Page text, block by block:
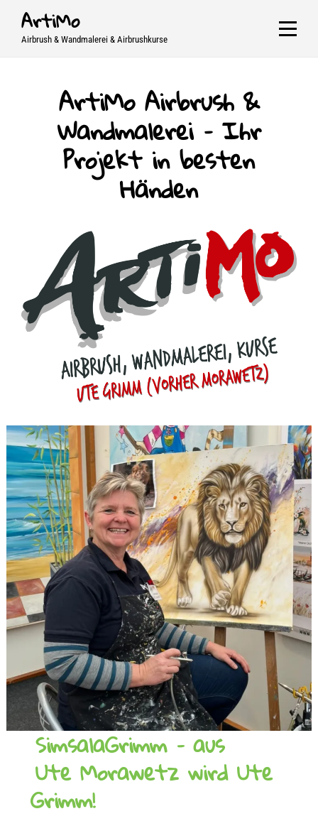
SkipArtiMo
Airbrush & Wandmalerei & Airbrushkurse
ArtiMo Airbrush &
Wandmalerei – Ihr
Projekt in besten
Händen
SimsalaGrimm – aus
Ute Morawetz wird Ute
Grimm!